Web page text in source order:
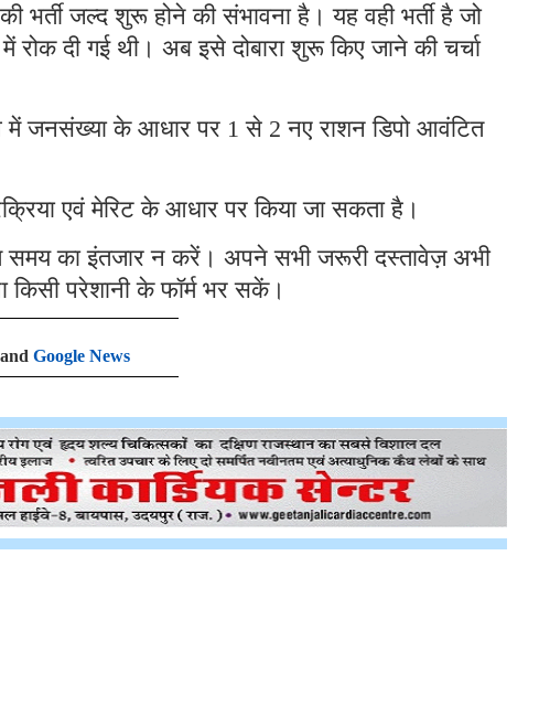
भर्ती जल्द शुरू होने की संभावना है। यह वही भर्ती है जो
दी गई थी। अब इसे दोबारा शुरू किए जाने की चर्चा
में जनसंख्या के आधार पर 1 से 2 नए राशन डिपो आवंटित
एवं मेरिट के आधार पर किया जा सकता है।
समय का इंतजार न करें। अपने सभी जरूरी दस्तावेज़ अभी
परेशानी के फॉर्म भर सकें।
Google News